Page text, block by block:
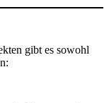
gibt es sowohl